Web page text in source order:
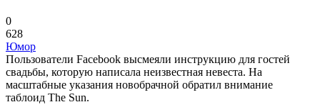
0
628
Юмор
Пользователи Facebook высмеяли инструкцию для гостей
свадьбы, которую написала неизвестная невеста. На
масштабные указания новобрачной обратил внимание
таблоид The Sun.